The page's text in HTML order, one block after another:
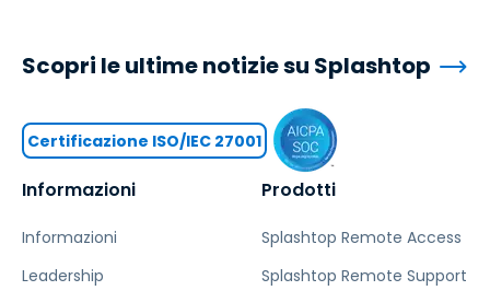
Informazioni
Informazioni
Leadership
Prodotti
Splashtop Remote Access
Splashtop Remote Support
Scopri le ultime notizie su Splashtop
Certificazione ISO/IEC 27001